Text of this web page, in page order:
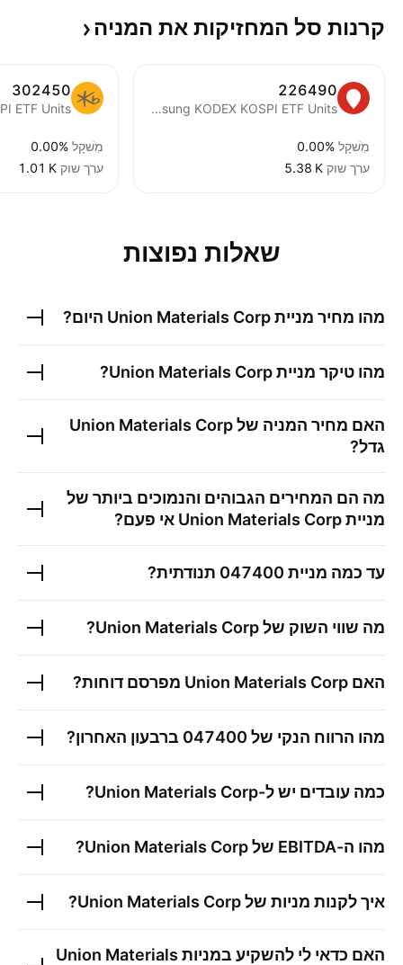
קרנות סל המחזיקות את המניה
226490
Samsung KODEX KOSPI ETF Units
מִשׁקָל 0.00%
ערך שוק ‪5.38 K‬
302450
ETF Units
מִשׁקָל 0.00%
ערך שוק ‪1.01 K‬
שאלות נפוצות
מהו מחיר מנייתUnion Materials Corp היום?
מהו טיקר מנייתUnion Materials Corp
?
האם מחיר המניה שלUnion Materials Corp
גדל?
מה הם המחירים הגבוהים והנמוכים ביותר של
מנייתUnion Materials Corp אי פעם?
עד כמה מניית 047400 תנודתית?
מה שווי השוק שלUnion Materials Corp
?
האם Union Materials Corp מפרסם דוחות?
מהו הרווח הנקי של 047400 ברבעון האחרון?
כמה עובדים יש ל-Union Materials Corp
?
מהו ה-EBITDA של Union Materials Corp
?
איך לקנות מניות שלUnion Materials Corp
?
האם כדאי לי להשקיע במניות Union Materials